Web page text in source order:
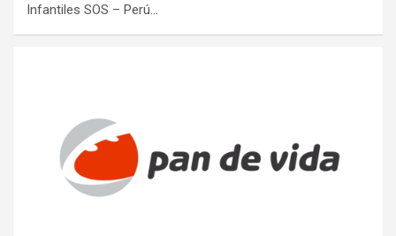
Infantiles SOS – Perú…